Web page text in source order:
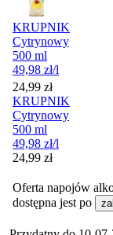
KRUPNIK
Cytrynowy
500 ml
49,98 zł/l
Cena
24,99 zł
KRUPNIK
Cytrynowy
500 ml
49,98 zł/l
Cena
24,99 zł
Oferta napojów
dostępna jest po